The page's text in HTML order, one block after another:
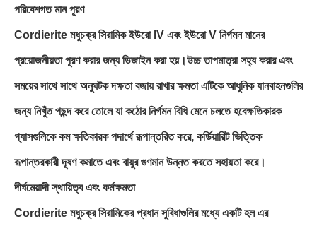
পরিবেশগত মান পূরণ
Cordierite মধুচক্র সিরামিক ইউরো IV এবং ইউরো V নির্গমন মানের
প্রয়োজনীয়তা পূরণ করার জন্য ডিজাইন করা হয়।উচ্চ তাপমাত্রা সহ্য করার এবং
সময়ের সাথে সাথে অনুঘটক দক্ষতা বজায় রাখার ক্ষমতা এটিকে আধুনিক যানবাহনগুলির
জন্য নিখুঁত পছন্দ করে তোলে যা কঠোর নির্গমন বিধি মেনে চলতে হবেক্ষতিকারক
গ্যাসগুলিকে কম ক্ষতিকারক পদার্থে রূপান্তরিত করে, কর্ডিয়ারিট ভিত্তিক
রূপান্তরকারী দূষণ কমাতে এবং বায়ুর গুণমান উন্নত করতে সহায়তা করে।
দীর্ঘমেয়াদী স্থায়িত্ব এবং কর্মক্ষমতা
Cordierite মধুচক্র সিরামিকের প্রধান সুবিধাগুলির মধ্যে একটি হল এর